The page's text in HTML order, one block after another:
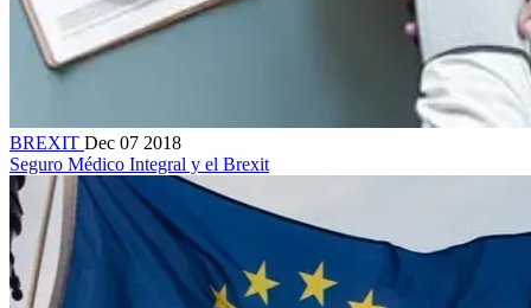
BREXIT Dec 07 2018
Seguro Médico Integral y el Brexit